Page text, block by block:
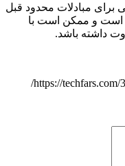
مبادلات محدود قبل
است و ممکن است با
داشته باشد.